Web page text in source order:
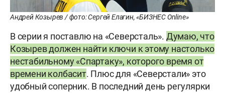
Андрей Козырев / фото: Сергей Елагин, «БИЗНЕС Online»
В серии я поставлю на «Северсталь». Думаю, что
Козырев должен найти ключи к этому настолько
нестабильному «Спартаку», которого время от
времени колбасит. Плюс для «Северстали» это
удобный соперник. В последний день регулярки